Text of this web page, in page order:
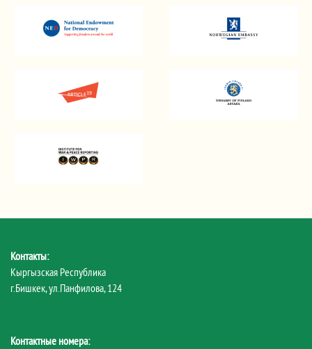
Контакты:
Кыргызская Республика
г.Бишкек, ул.Панфилова, 124
Контактные номера: